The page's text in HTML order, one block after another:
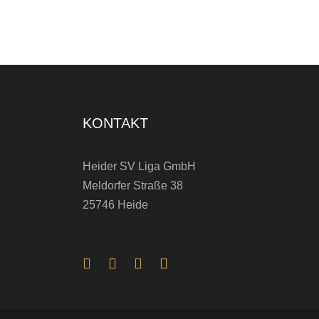
o
e
w
e
e
KONTAKT
Heider SV Liga GmbH
Meldorfer Straße 38
25746 Heide